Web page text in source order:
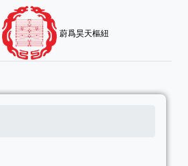
蔚爲昊天樞紐